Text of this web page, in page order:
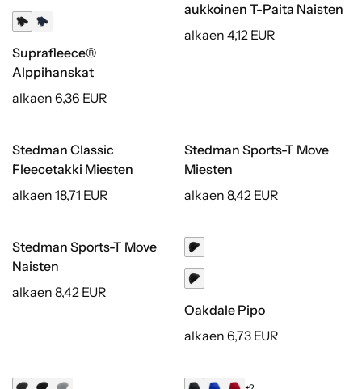
Suprafleece®
Alppihanskat
alkaen 6,36 EUR
aukkoinen T-Paita Naisten
alkaen 4,12 EUR
Stedman Classic
Fleecetakki Miesten
alkaen 18,71 EUR
Kierrätetty
Stedman Sports-T Move
Miesten
alkaen 8,42 EUR
Kierrätetty
Stedman Sports-T Move
Naisten
alkaen 8,42 EUR
Oakdale Pipo
alkaen 6,73 EUR